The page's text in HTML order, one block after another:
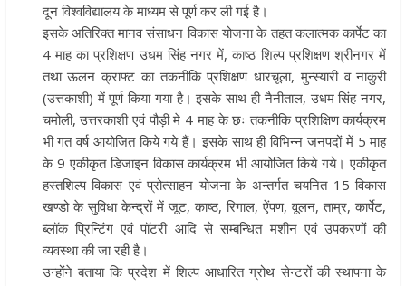
दून विश्वविद्यालय के माध्यम से पूर्ण कर ली गई है।
इसके अतिरिक्त मानव संसाधन विकास योजना के तहत कलात्मक कार्पेट का
4 माह का प्रशिक्षण उधम सिंह नगर में, काष्ठ शिल्प प्रशिक्षण श्रीनगर में
तथा ऊलन क्राफ्ट का तकनीकि प्रशिक्षण धारचूला, मुन्स्यारी व नाकुरी
(उत्तकाशी) में पूर्ण किया गया है। इसके साथ ही नैनीताल, उधम सिंह नगर,
चमोली, उत्तरकाशी एवं पौड़ी मे 4 माह के छः तकनीकि प्रशिक्षिण कार्यक्रम
भी गत वर्ष आयोजित किये गये हैं। इसके साथ ही विभिन्न जनपदों में 5 माह
के 9 एकीकृत डिजाइन विकास कार्यक्रम भी आयोजित किये गये। एकीकृत
हस्तशिल्प विकास एवं प्रोत्साहन योजना के अन्तर्गत चयनित 15 विकास
खण्डो के सुविधा केन्द्रों में जूट, काष्ठ, रिगाल, ऐंपण, वूलन, ताम्र, कार्पेट,
ब्लॉक प्रिन्टिंग एवं पॉटरी आदि से सम्बन्धित मशीन एवं उपकरणों की
व्यवस्था की जा रही है।
उन्होंने बताया कि प्रदेश में शिल्प आधारित ग्रोथ सेन्टरों की स्थापना के